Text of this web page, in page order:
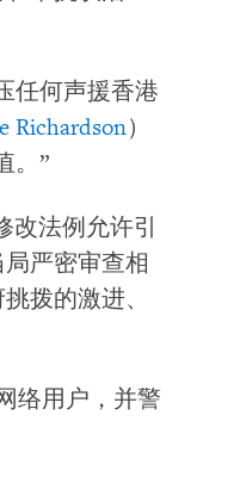
任何声援香港
Richardson）
。”
改法例允许引
严密审查相
拨的激进、
络用户，并警